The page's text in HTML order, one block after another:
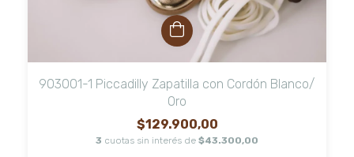
903001-1 Piccadilly Zapatilla con Cordón Blanco/
Oro
$129.900,00
3 cuotas sin interés de $43.300,00